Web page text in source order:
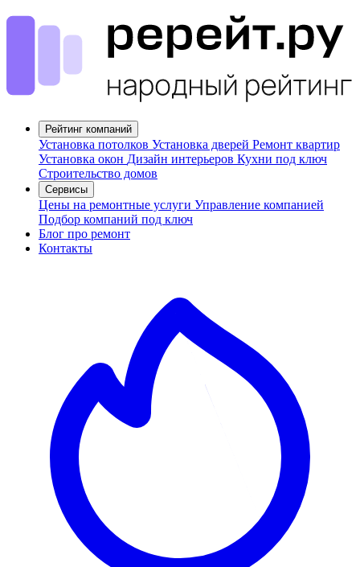
Рейтинг компаний
Установка потолков Установка дверей Ремонт квартир
Установка окон Дизайн интерьеров Кухни под ключ
Строительство домов
Сервисы
Цены на ремонтные услуги Управление компанией
Подбор компаний под ключ
Блог про ремонт
Контакты